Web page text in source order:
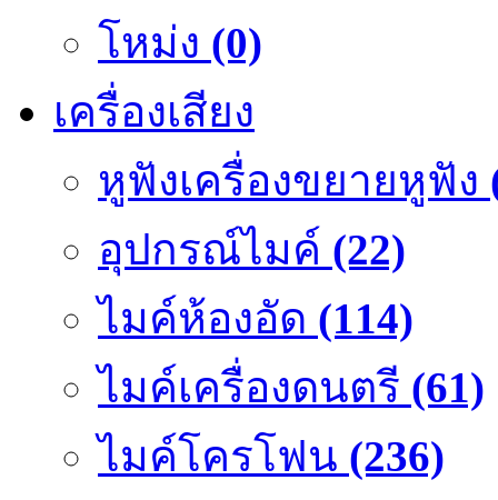
โหม่ง (0)
เครื่องเสียง
หูฟังเครื่องขยายหูฟัง
อุปกรณ์ไมค์ (22)
ไมค์ห้องอัด (114)
ไมค์เครื่องดนตรี (61)
ไมค์โครโฟน (236)